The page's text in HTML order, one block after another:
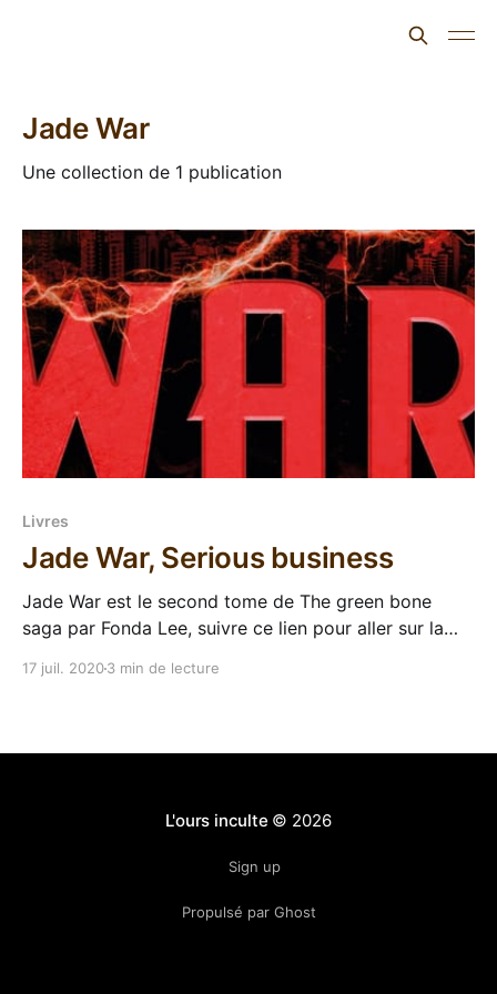
Jade War
Une collection de 1 publication
Livres
Jade War, Serious business
Jade War est le second tome de The green bone
saga par Fonda Lee, suivre ce lien pour aller sur la
enthousiasmant (auréolé d'un World Fantasy Award),
17 juil. 20203 min de lecture
L'ours inculte © 2026
Sign up
Propulsé par Ghost